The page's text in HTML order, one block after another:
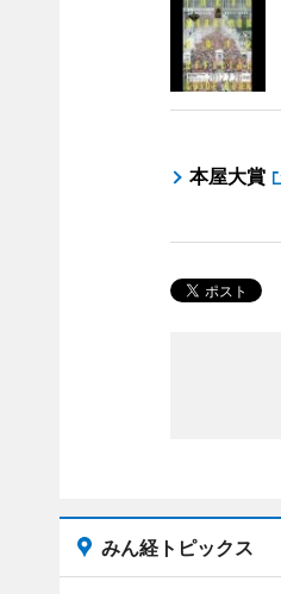
本屋大賞
みん経トピックス